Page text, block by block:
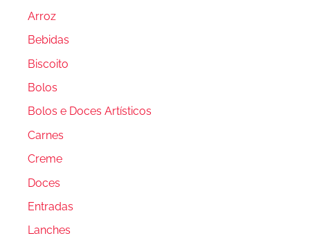
Arroz
Bebidas
Biscoito
Bolos
Bolos e Doces Artísticos
Carnes
Creme
Doces
Entradas
Lanches